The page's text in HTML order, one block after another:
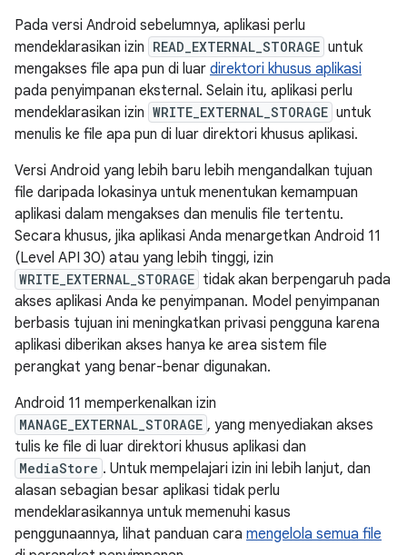
Pada versi Android sebelumnya, aplikasi perlu
mendeklarasikan izin READ_EXTERNAL_STORAGE untuk
mengakses file apa pun di luar direktori khusus aplikasi
pada penyimpanan eksternal. Selain itu, aplikasi perlu
mendeklarasikan izin WRITE_EXTERNAL_STORAGE untuk
menulis ke file apa pun di luar direktori khusus aplikasi.
Versi Android yang lebih baru lebih mengandalkan tujuan
file daripada lokasinya untuk menentukan kemampuan
aplikasi dalam mengakses dan menulis file tertentu.
Secara khusus, jika aplikasi Anda menargetkan Android 11
(Level API 30) atau yang lebih tinggi, izin
WRITE_EXTERNAL_STORAGE tidak akan berpengaruh pada
akses aplikasi Anda ke penyimpanan. Model penyimpanan
berbasis tujuan ini meningkatkan privasi pengguna karena
aplikasi diberikan akses hanya ke area sistem file
perangkat yang benar-benar digunakan.
Android 11 memperkenalkan izin
MANAGE_EXTERNAL_STORAGE , yang menyediakan akses
tulis ke file di luar direktori khusus aplikasi dan
MediaStore . Untuk mempelajari izin ini lebih lanjut, dan
alasan sebagian besar aplikasi tidak perlu
mendeklarasikannya untuk memenuhi kasus
penggunaannya, lihat panduan cara mengelola semua file